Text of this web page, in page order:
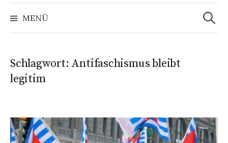
MENÜ
Suchen
nach:
Schlagwort: Antifaschismus bleibt
legitim